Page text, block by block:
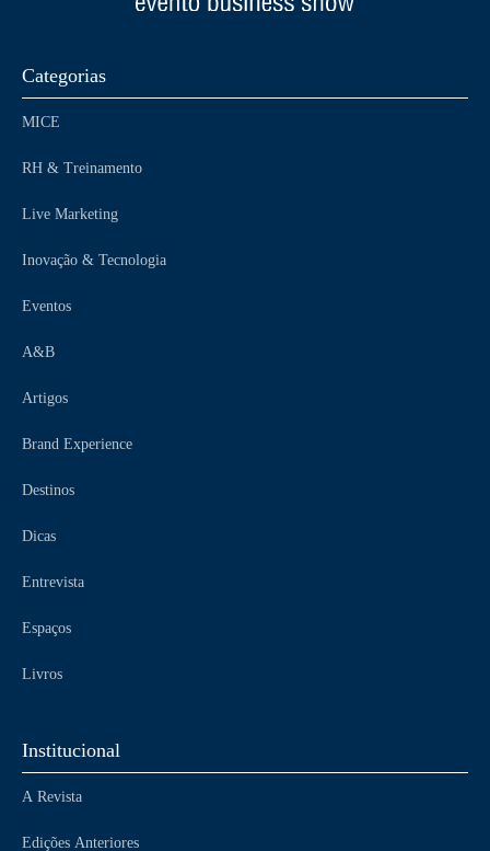
Categorias
MICE
RH & Treinamento
Live Marketing
Inovação & Tecnologia
Eventos
A&B
Artigos
Brand Experience
Destinos
Dicas
Entrevista
Espaços
Livros
Institucional
A Revista
Edições Anteriores